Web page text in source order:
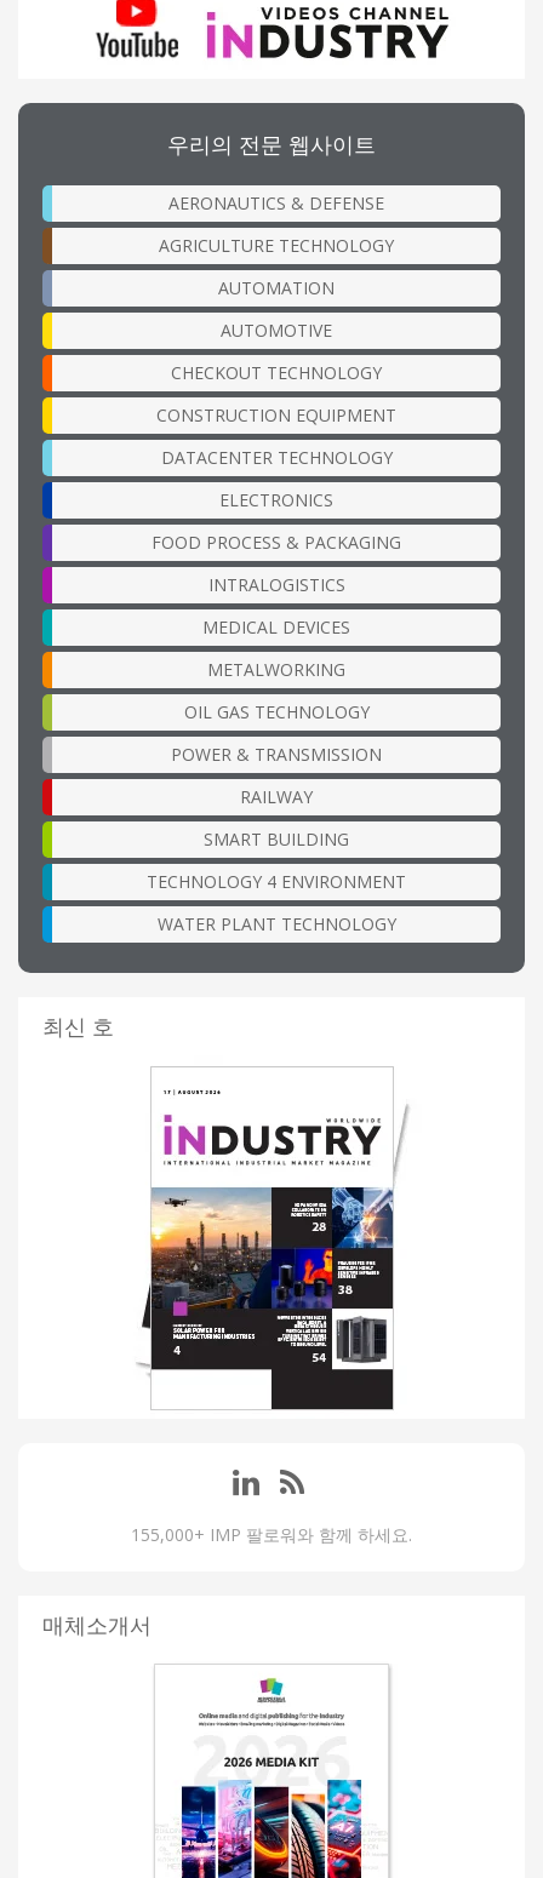
우리의 전문 웹사이트
AERONAUTICS & DEFENSE
AGRICULTURE TECHNOLOGY
AUTOMATION
AUTOMOTIVE
CHECKOUT TECHNOLOGY
CONSTRUCTION EQUIPMENT
DATACENTER TECHNOLOGY
ELECTRONICS
FOOD PROCESS & PACKAGING
INTRALOGISTICS
MEDICAL DEVICES
METALWORKING
OIL GAS TECHNOLOGY
POWER & TRANSMISSION
RAILWAY
SMART BUILDING
TECHNOLOGY 4 ENVIRONMENT
WATER PLANT TECHNOLOGY
최신 호
155,000+ IMP 팔로워와 함께 하세요.
매체소개서